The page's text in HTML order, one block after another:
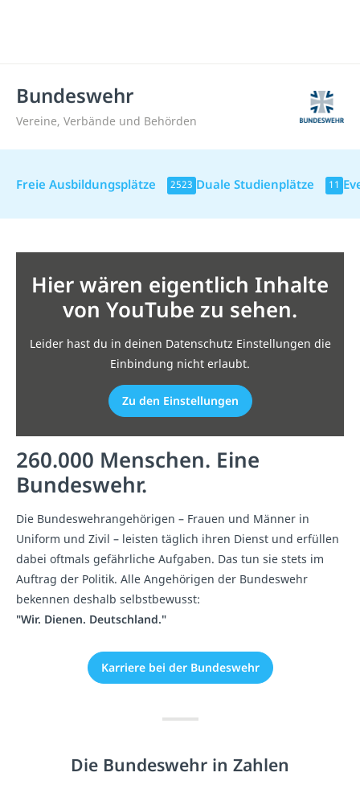
Bundeswehr
Vereine, Verbände und Behörden
Freie Ausbildungsplätze 2523 Duale Studienplätze 11
260.000 Menschen. Eine
Bundeswehr.
Die Bundeswehrangehörigen – Frauen und Männer in
Uniform und Zivil – leisten täglich ihren Dienst und erfüllen
dabei oftmals gefährliche Aufgaben. Das tun sie stets im
Auftrag der Politik. Alle Angehörigen der Bundeswehr
bekennen deshalb selbstbewusst:
"Wir. Dienen. Deutschland."
Karriere bei der Bundeswehr
Hier wären eigentlich Inhalte
von YouTube zu sehen.
Leider hast du in deinen Datenschutz Einstellungen die
Einbindung nicht erlaubt.
Zu den Einstellungen
Die Bundeswehr in Zahlen